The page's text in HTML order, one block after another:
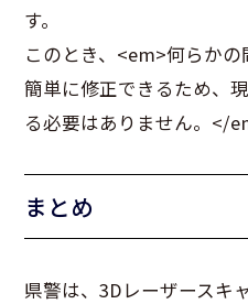
す。
このとき、<em>何らか
簡単に修正できるため、
る必要はありません。</
まとめ
県警は、3Dレーザースキ